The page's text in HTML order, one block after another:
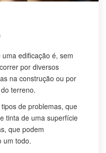
edificação é, sem
por diversos
na construção ou por
terreno.
de problemas, que
tinta de uma superfície
que podem
um todo.